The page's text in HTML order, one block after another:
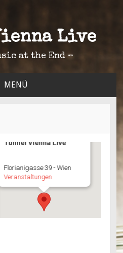
Live
at the End –
MENÜ
Tunnel Vienna Live
Florianigasse 39 - Wien
Veranstaltungen